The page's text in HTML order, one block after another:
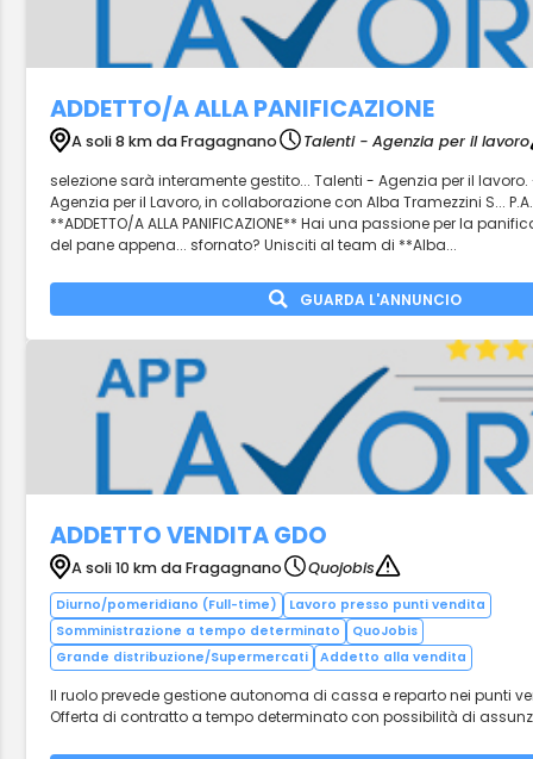
ADDETTO/A ALLA PANIFICAZIONE
A soli 8 km da Fragagnano
Talenti - Agenzia per il lavoro
selezione sarà interamente gestito... Talenti - Agenzia per il
Agenzia per il Lavoro, in collaborazione con Alba Tramezzini S...
**ADDETTO/A ALLA PANIFICAZIONE** Hai una passione per la
del pane appena... sfornato? Unisciti al team di **Alba...
GUARDA L'ANNUNCIO
ADDETTO VENDITA GDO
A soli 10 km da Fragagnano Quojobis
Diurno/pomeridiano (Full-time)
Lavoro presso punti vendita
Somministrazione a tempo determinato
QuoJobis
Grande distribuzione/Supermercati
Addetto alla vendita
Il ruolo prevede gestione autonoma di cassa e reparto nei punti
Offerta di contratto a tempo determinato con possibilità di